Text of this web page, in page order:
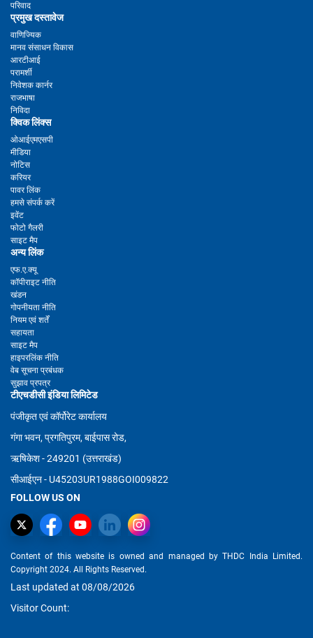
परिवाद
प्रमुख दस्तावेज
वाणिज्यिक
मानव संसाधन विकास
आरटीआई
परामर्शी
निवेशक कार्नर
राजभाषा
निविदा
क्विक लिंक्स
ओआईएमएसपी
मीडिया
नोटिस
करियर
पावर लिंक
हमसे संपर्क करें
इवेंट
फोटो गैलरी
साइट मैप
अन्य लिंक
एफ.ए.क्यू
कॉपीराइट नीति
खंडन
गोपनीयता नीति
नियम एवं शर्तें
सहायता
साइट मैप
हाइपरलिंक नीति
वेब सूचना प्रबंधक
सुझाव प्रपत्र
टीएचडीसी इंडिया लिमिटेड
पंजीकृत एवं कॉर्पोरेट कार्यालय
गंगा भवन, प्रगतिपुरम, बाईपास रोड,
ऋषिकेश - 249201 (उत्तराखंड)
सीआईएन - U45203UR1988GOI009822
FOLLOW US ON
Content of this website is owned and managed by THDC India Limited.
Copyright 2024. All Rights Reserved.
Last updated at 08/08/2026
Visitor Count: